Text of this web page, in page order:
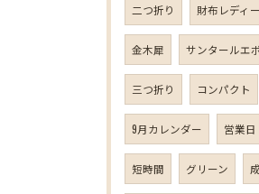
二つ折り 財布レディ
金木犀 サンタールエ
三つ折り コンパクト
9月カレンダー 営業日
短時間 グリーン